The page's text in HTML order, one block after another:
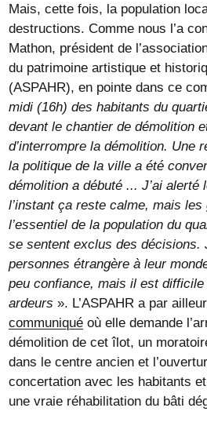
Mais, cette fois, la population
destructions. Comme nous l’a
Mathon, président de
du patrimoine artistique et
(ASPAHR), en pointe dans ce
midi (16h) des habitants du
devant le chantier de démolition
d’interrompre la démolition. Une
la politique de la ville a été
démolition a débuté ... J’ai alerté
l’instant ça reste calme, mais
l’essentiel de la population du
se sentent exclus des décisions.
personnes étrangère à leur
peu confiance, mais il est
ardeurs ». L’ASPAHR a par
communiqué où elle demande
démolition de cet îlot, un
dans le centre ancien et
concertation avec les habitants
une vraie réhabilitation du bâti